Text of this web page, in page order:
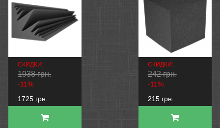
СКИДКИ:
1938 грн.
-11%
1725 грн.
СКИДКИ:
242 грн.
-11%
215 грн.